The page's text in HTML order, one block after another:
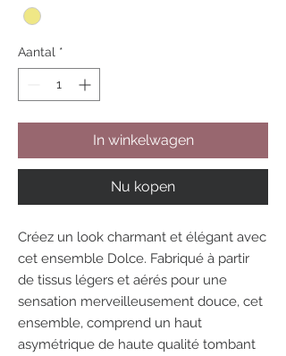
Aantal *
In winkelwagen
Nu kopen
Créez un look charmant et élégant avec
cet ensemble Dolce. Fabriqué à partir
de tissus légers et aérés pour une
sensation merveilleusement douce, cet
ensemble, comprend un haut
asymétrique de haute qualité tombant